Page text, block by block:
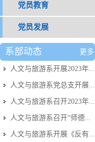
党员教育
党员发展
系部动态 更多
人文与旅游系开展2023年...
人文与旅游系党总支开展...
人文与旅游系召开2023年...
人文与旅游系召开“师德...
人文与旅游系开展《反有...